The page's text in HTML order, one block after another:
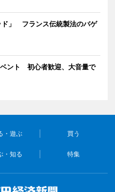
ド」 フランス伝統製法のバゲ
ント 初心者歓迎、大音量で
・遊ぶ 買う
・知る 特集